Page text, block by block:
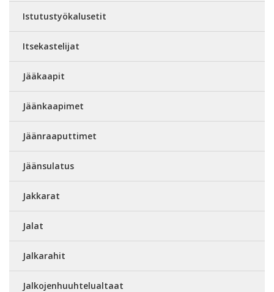
Istutustyökalusetit
Itsekastelijat
Jääkaapit
Jäänkaapimet
Jäänraaputtimet
Jäänsulatus
Jakkarat
Jalat
Jalkarahit
Jalkojenhuuhtelualtaat